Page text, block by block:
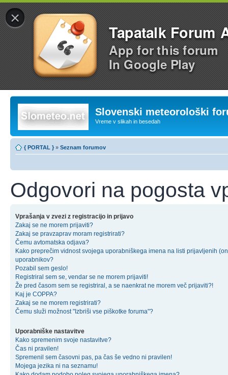
×
Tapatalk Forum
App for this forum
In Google Play
Slovenski meteorološki
Vreme v slikah in besedah
{ PORTAL } » Seznam forumov
Odgovori na pogosta
Vprašanja v zvezi z registracijo in prijavo
Zakaj se ne morem prijaviti?
Zakaj se pravzaprav moram registrirati?
Čemu avtomatska odjava?
Kako preprečim vidnost svojega uporabniškega imena na listi prijavljenih
uporabnikov?
Pozabil sem geslo!
Registriral sem se, vendar se ne morem prijaviti!
Že pred časom sem se registriral, a se naenkrat ne morem več prijaviti?!
Kaj je COPPA?
Zakaj se ne morem registrirati?
Čemu služi možnost "Izbriši vse piškotke foruma"?
Uporabniške nastavitve
Kako spremenim svoje nastavitve?
Čas ni pravilen!
Spremenil sem časovni pas, pa čas še vedno ni pravilen!
Mojega jezika ni na seznamu!